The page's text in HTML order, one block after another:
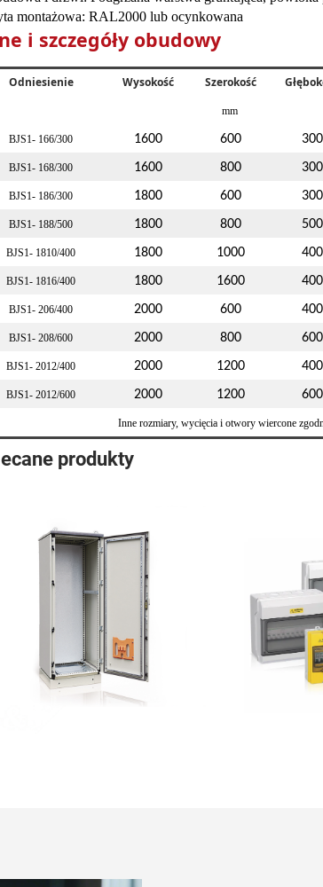
montażowa: RAL2000 lub ocynkowana
i szczegóły obudowy
Odniesienie Wysokość Szerokość
mm
BJS1- 166/300 1600 600 300
BJS1- 168/300 1600 800 300
BJS1- 186/300 1800 600 300
BJS1- 188/500 1800 800 500
BJS1- 1810/400 1800 1000 400
BJS1- 1816/400 1800 1600 400
BJS1-206/400 2000 600 400
BJS1-208/600 2000 800 600
BJS1-2012/400 2000 1200 400
BJS1-2012/600 2000 1200 600
Inne rozmiary, wycięcia i otwory wiercone
produkty